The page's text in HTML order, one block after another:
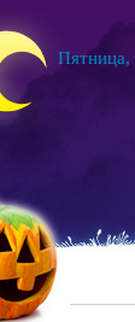
Пятница,